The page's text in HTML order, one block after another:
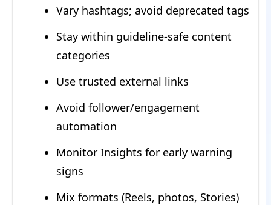
Vary hashtags; avoid deprecated tags
Stay within guideline-safe content
categories
Use trusted external links
Avoid follower/engagement
automation
Monitor Insights for early warning
signs
Mix formats (Reels, photos, Stories)